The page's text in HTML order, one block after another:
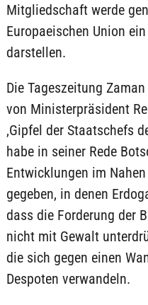
Mitgliedschaft werde
Europaeischen Union
darstellen.
Die Tageszeitung
von Ministerpräsident
‚Gipfel der Staatschefs
habe in seiner Rede
Entwicklungen im
gegeben, in denen
dass die Forderung der
nicht mit Gewalt
die sich gegen einen
Despoten verwandeln.